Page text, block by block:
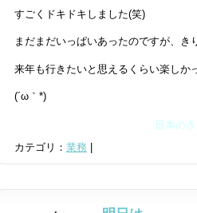
すごくドキドキしました(笑)
まだまだいっぱいあったのですが、
来年も行きたいと思えるくらい楽しか
(´ω｀*)
日本の
カテゴリ： 業務